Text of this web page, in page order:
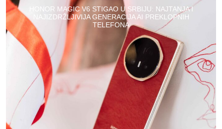
HONOR MAGIC V6 STIGAO U SRBIJU: NAJTANJA I
NAJIZDRŽLJIVIJA GENERACIJA AI PREKLOPNIH
TELEFONA